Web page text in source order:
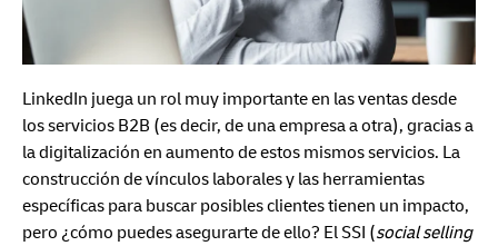
LinkedIn juega un rol muy importante en las ventas desde
los servicios B2B (es decir, de una empresa a otra), gracias a
la digitalización en aumento de estos mismos servicios. La
construcción de vínculos laborales y las herramientas
específicas para buscar posibles clientes tienen un impacto,
pero ¿cómo puedes asegurarte de ello? El SSI (social selling